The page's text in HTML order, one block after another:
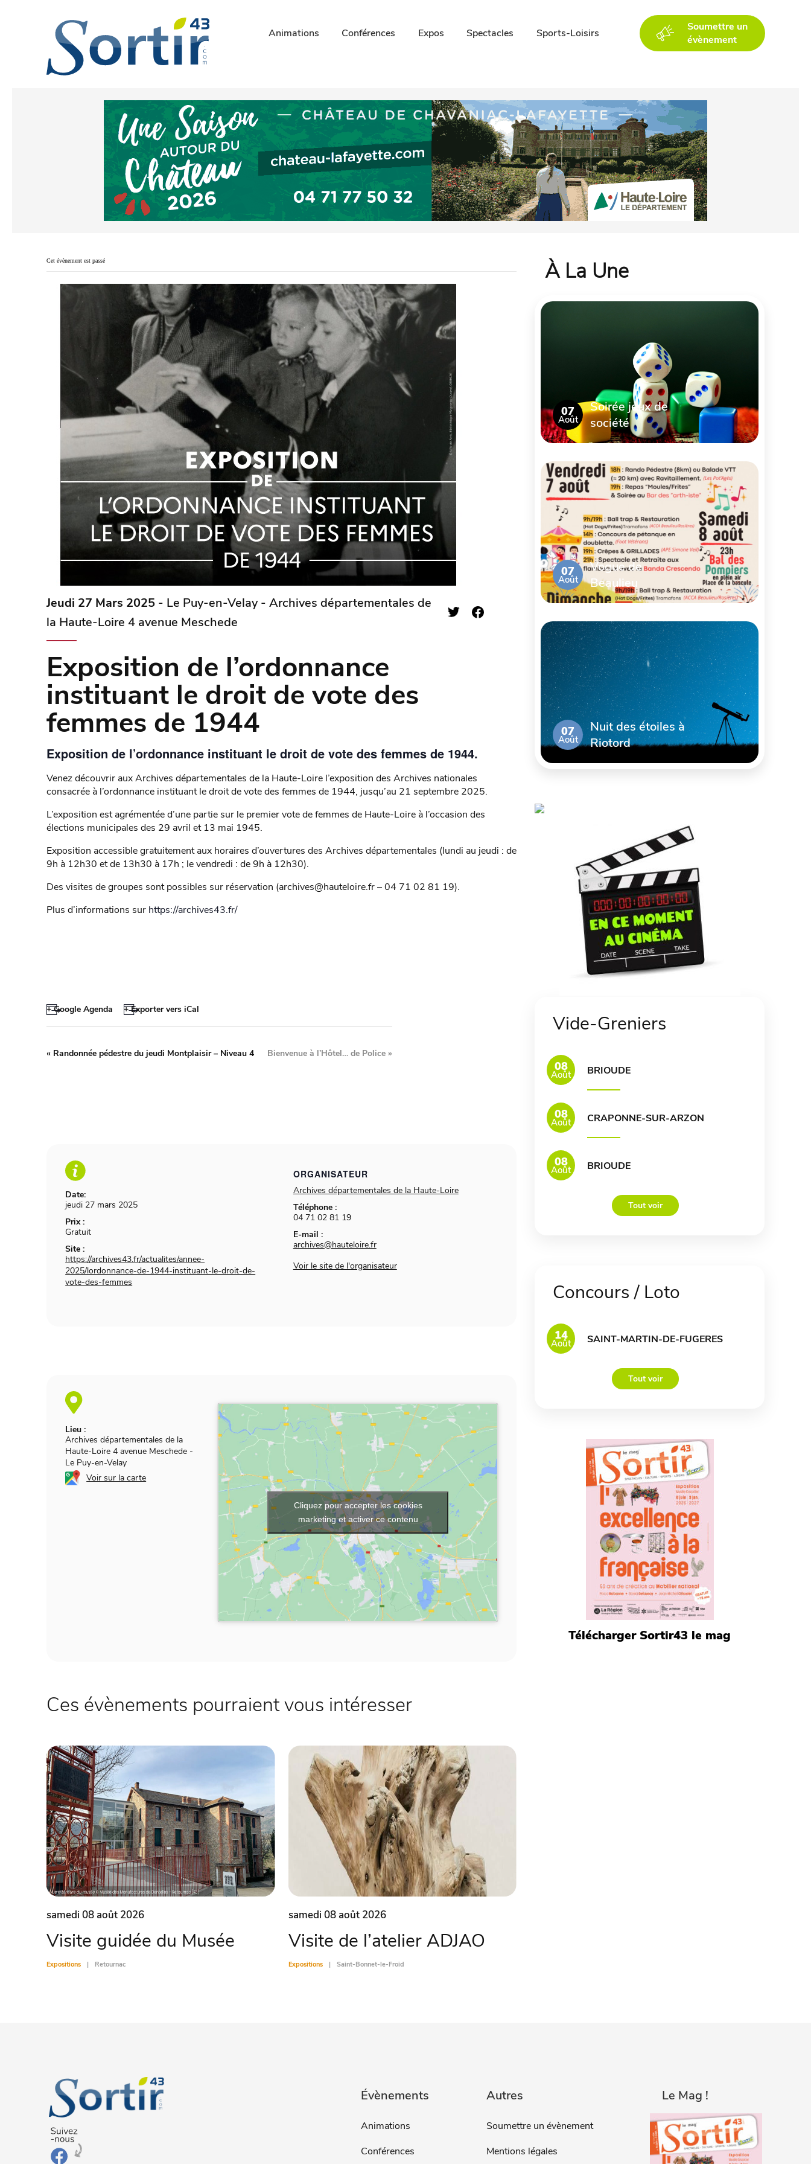
Animations Conférences Expos Spectacles Sports-Loisirs
Soumettre un
évènement
Cet évènement est passé
Jeudi 27 Mars 2025 - Le Puy-en-Velay - Archives départementales de
la Haute-Loire 4 avenue Meschede
Exposition de l’ordonnance
instituant le droit de vote des
femmes de 1944
Exposition de l’ordonnance instituant le droit de vote des femmes de 1944.
Venez découvrir aux Archives départementales de la Haute-Loire l’exposition des Archives nationales
consacrée à l’ordonnance instituant le droit de vote des femmes de 1944, jusqu’au 21 septembre 2025.
L’exposition est agrémentée d’une partie sur le premier vote de femmes de Haute-Loire à l’occasion des
élections municipales des 29 avril et 13 mai 1945.
Exposition accessible gratuitement aux horaires d’ouvertures des Archives départementales (lundi au jeudi : de
9h à 12h30 et de 13h30 à 17h ; le vendredi : de 9h à 12h30).
Des visites de groupes sont possibles sur réservation (archives@hauteloire.fr – 04 71 02 81 19).
Plus d’informations sur https://archives43.fr/
+ Google Agenda + Exporter vers iCal
Date:
jeudi 27 mars 2025
Prix :
Gratuit
Site :
https://archives43.fr/actualites/annee-
2025/lordonnance-de-1944-instituant-le-droit-de-
vote-des-femmes
ORGANISATEUR
Archives départementales de la Haute-Loire
Téléphone :
04 71 02 81 19
E-mail :
archives@hauteloire.fr
Voir le site de l'organisateur
Lieu :
Archives départementales de la
Haute-Loire 4 avenue Meschede -
Le Puy-en-Velay
Voir sur la carte
Cliquez pour accepter les cookies
marketing et activer ce contenu
« Randonnée pédestre du jeudi Montplaisir – Niveau 4 Bienvenue à l’Hôtel… de Police »
Ces évènements pourraient vous intéresser
samedi 08 août 2026
Visite guidée du Musée
Expositions Retournac
samedi 08 août 2026
Visite de l’atelier ADJAO
Expositions Saint-Bonnet-le-Froid
À La Une
07
Août
Soirée jeux de
société
07
Août
Vogue de
Beaulieu
07
Août
Nuit des étoiles à
Riotord
Vide-Greniers
08
Août BRIOUDE
08
Août CRAPONNE-SUR-ARZON
08
Août BRIOUDE
Tout voir
Concours / Loto
14
Août SAINT-MARTIN-DE-FUGERES
Tout voir
Télécharger Sortir43 le mag
Évènements
Animations
Conférences
Autres
Soumettre un évènement
Mentions légales
Le Mag !